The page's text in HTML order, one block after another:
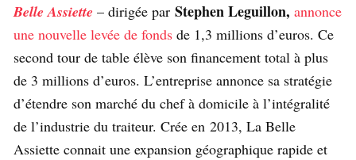
Belle Assiette – dirigée par Stephen Leguillon, annonce
une nouvelle levée de fonds de 1,3 millions d’euros. Ce
second tour de table élève son financement total à plus
de 3 millions d’euros. L’entreprise annonce sa stratégie
d’étendre son marché du chef à domicile à l’intégralité
de l’industrie du traiteur. Crée en 2013, La Belle
Assiette connait une expansion géographique rapide et